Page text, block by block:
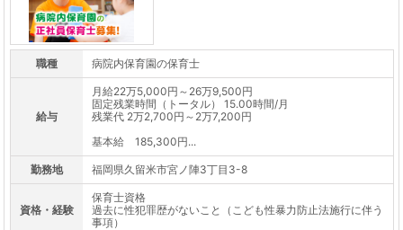
職種 病院内保育園の保育士
給与
月給22万5,000円～26万9,500円
固定残業時間（トータル） 15.00時間/月
残業代 2万2,700円～2万7,200円
基本給 185,300円...
勤務地 福岡県久留米市宮ノ陣3丁目3-8
資格・経験
保育士資格
過去に性犯罪歴がないこと（こども性暴力防止法施行に伴う
事項）